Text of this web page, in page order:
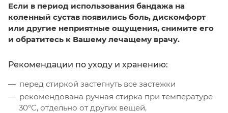
Если в период использования бандажа на
коленный сустав появились боль, дискомфорт
или другие неприятные ощущения, снимите его
и обратитесь к Вашему лечащему врачу.
Рекомендации по уходу и хранению:
перед стиркой застегнуть все застежки
рекомендована ручная стирка при температуре
30°C, отдельно от других вещей,